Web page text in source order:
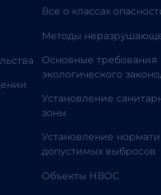
Все о классах
Методы
Основные требования
экологического
Установление
зоны
Установление
допустимых выбросов
Объекты НВОС